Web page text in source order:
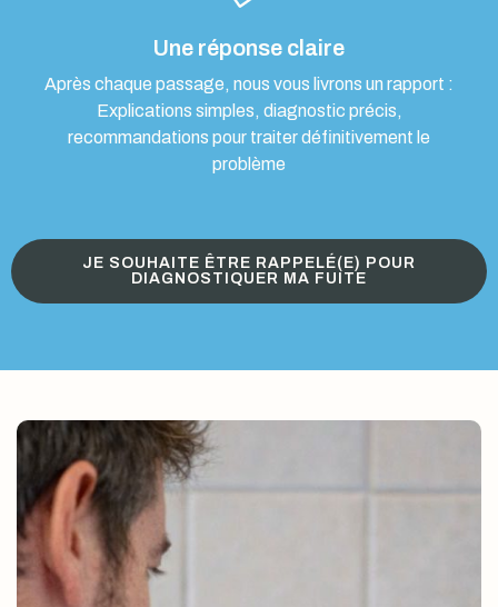
Une réponse claire
Après chaque passage, nous vous livrons un rapport :
Explications simples, diagnostic précis,
recommandations pour traiter définitivement le
problème
JE SOUHAITE ÊTRE RAPPELÉ(E) POUR
DIAGNOSTIQUER MA FUITE